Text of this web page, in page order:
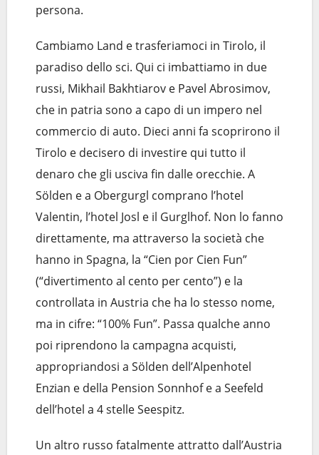
persona.
Cambiamo Land e trasferiamoci in Tirolo, il
paradiso dello sci. Qui ci imbattiamo in due
russi, Mikhail Bakhtiarov e Pavel Abrosimov,
che in patria sono a capo di un impero nel
commercio di auto. Dieci anni fa scoprirono il
Tirolo e decisero di investire qui tutto il
denaro che gli usciva fin dalle orecchie. A
Sölden e a Obergurgl comprano l’hotel
Valentin, l’hotel Josl e il Gurglhof. Non lo fanno
direttamente, ma attraverso la società che
hanno in Spagna, la “Cien por Cien Fun”
(“divertimento al cento per cento”) e la
controllata in Austria che ha lo stesso nome,
ma in cifre: “100% Fun”. Passa qualche anno
poi riprendono la campagna acquisti,
appropriandosi a Sölden dell’Alpenhotel
Enzian e della Pension Sonnhof e a Seefeld
dell’hotel a 4 stelle Seespitz.
Un altro russo fatalmente attratto dall’Austria